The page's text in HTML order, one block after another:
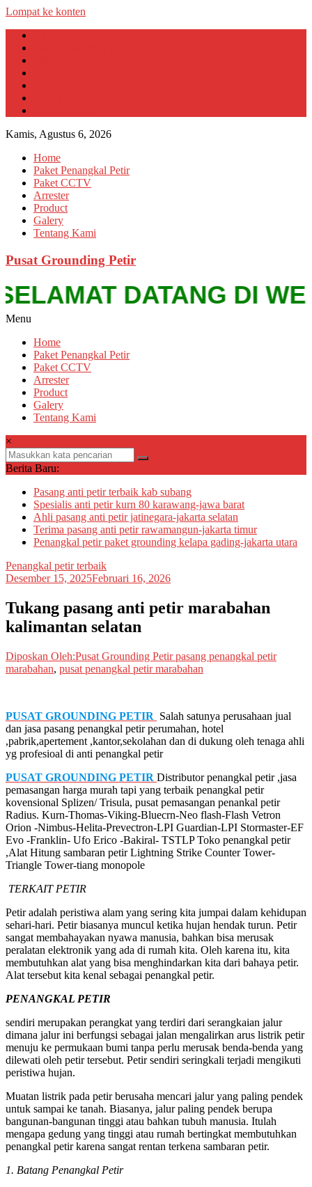
Lompat ke konten
Kamis, Agustus 6, 2026
Home
Paket Penangkal Petir
Paket CCTV
Arrester
Product
Galery
Tentang Kami
Pusat Grounding Petir
DATANG DI
Menu
Home
Paket Penangkal Petir
Paket CCTV
Arrester
Product
Galery
Tentang Kami
×
Berita Baru:
Pasang anti petir terbaik kab subang
Spesialis anti petir kurn 80 karawang-jawa barat
Ahli pasang anti petir jatinegara-jakarta selatan
Terima pasang anti petir rawamangun-jakarta timur
Penangkal petir paket grounding kelapa gading-jakarta utara
Penangkal petir terbaik
Desember 15, 2025Februari 16, 2026
Tukang pasang anti petir marabahan
kalimantan selatan
Diposkan Oleh:Pusat Grounding Petirpasang penangkal petir
marabahan, pusat penangkal petir marabahan
PUSAT GROUNDING PETIR Salah satunya perusahaan jual
dan jasa pasang penangkal petir perumahan, hotel
,pabrik,apertement ,kantor,sekolahan dan di dukung oleh tenaga ahli
yg profesioal di anti penangkal petir
PUSAT GROUNDING PETIR Distributor penangkal petir ,jasa
pemasangan harga murah tapi yang terbaik penangkal petir
kovensional Splizen/ Trisula, pusat pemasangan penankal petir
Radius. Kurn-Thomas-Viking-Bluecrn-Neo flash-Flash Vetron
Orion -Nimbus-Helita-Prevectron-LPI Guardian-LPI Stormaster-EF
Evo -Franklin- Ufo Erico -Bakiral- TSTLP Toko penangkal petir
,Alat Hitung sambaran petir Lightning Strike Counter Tower-
Triangle Tower-tiang monopole
TERKAIT PETIR
Petir adalah peristiwa alam yang sering kita jumpai dalam kehidupan
sehari-hari. Petir biasanya muncul ketika hujan hendak turun. Petir
sangat membahayakan nyawa manusia, bahkan bisa merusak
peralatan elektronik yang ada di rumah kita. Oleh karena itu, kita
membutuhkan alat yang bisa menghindarkan kita dari bahaya petir.
Alat tersebut kita kenal sebagai penangkal petir.
PENANGKAL PETIR
sendiri merupakan perangkat yang terdiri dari serangkaian jalur
dimana jalur ini berfungsi sebagai jalan mengalirkan arus listrik petir
menuju ke permukaan bumi tanpa perlu merusak benda-benda yang
dilewati oleh petir tersebut. Petir sendiri seringkali terjadi mengikuti
peristiwa hujan.
Muatan listrik pada petir berusaha mencari jalur yang paling pendek
untuk sampai ke tanah. Biasanya, jalur paling pendek berupa
bangunan-bangunan tinggi atau bahkan tubuh manusia. Itulah
mengapa gedung yang tinggi atau rumah bertingkat membutuhkan
penangkal petir karena sangat rentan terkena sambaran petir.
1. Batang Penangkal Petir